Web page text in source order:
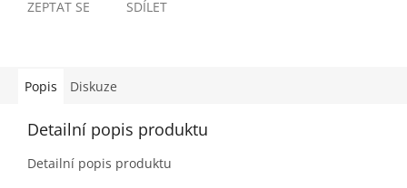
ZEPTAT SE SDÍLET
Popis Diskuze
Detailní popis produktu
Detailní popis produktu